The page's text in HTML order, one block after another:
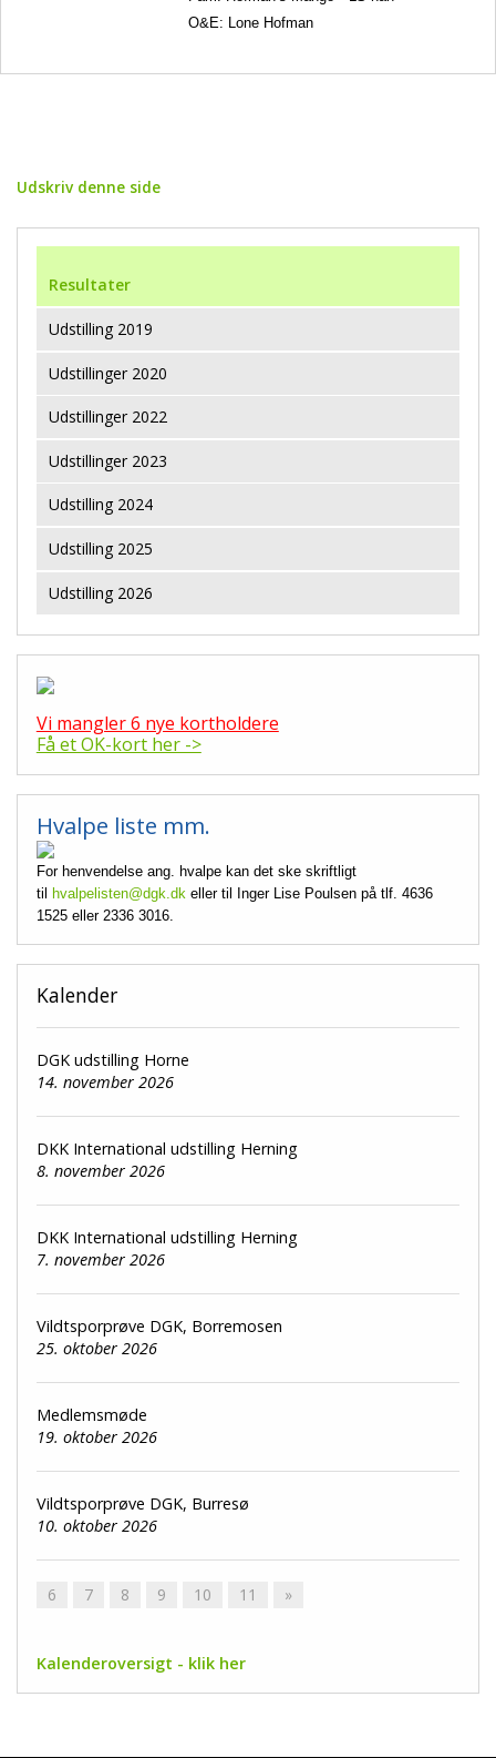
O&E: Lone Hofman
Udskriv denne side
Resultater
Udstilling 2019
Udstillinger 2020
Udstillinger 2022
Udstillinger 2023
Udstilling 2024
Udstilling 2025
Udstilling 2026
Vi mangler 6 nye kortholdere
Få et OK-kort her ->
Hvalpe liste mm.
For henvendelse ang. hvalpe kan det ske skriftligt
til hvalpelisten@dgk.dk eller til Inger Lise Poulsen på tlf. 4636
1525 eller 2336 3016.
Kalender
DGK udstilling Horne
14. november 2026
DKK International udstilling Herning
8. november 2026
DKK International udstilling Herning
7. november 2026
Vildtsporprøve DGK, Borremosen
25. oktober 2026
Medlemsmøde
19. oktober 2026
Vildtsporprøve DGK, Burresø
10. oktober 2026
6 7 8 9 10 11 »
Kalenderoversigt - klik her